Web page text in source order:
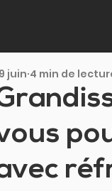
juin 4 min de